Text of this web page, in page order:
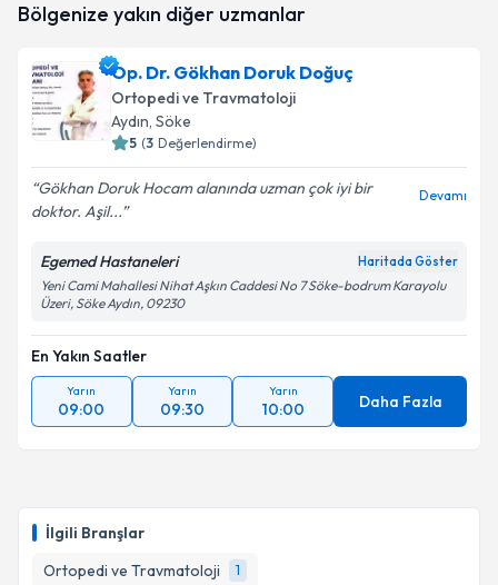
İlgili Branşlar
Ortopedi ve Travmatoloji
1
Bölgenize yakın diğer uzmanlar
Op. Dr. Gökhan Doruk Doğuç
Ortopedi ve Travmatoloji
Aydın, Söke
5 (3 Değerlendirme)
Gökhan Doruk Hocam alanında uzman çok iyi bir
doktor. Aşil...
Devamı
Egemed Hastaneleri Haritada Göster
Yeni Cami Mahallesi Nihat Aşkın Caddesi No 7 Söke-bodrum Karayolu
Üzeri, Söke Aydın, 09230
En Yakın Saatler
Yarın
09:00
Yarın
09:30
Yarın
10:00 Daha Fazla